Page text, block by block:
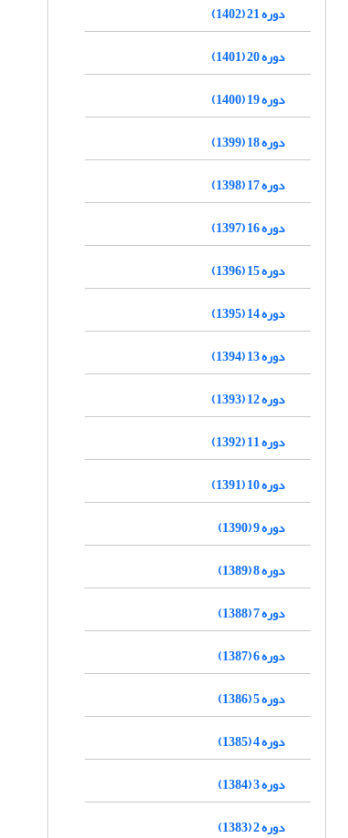
دوره 21 (1402)
دوره 20 (1401)
دوره 19 (1400)
دوره 18 (1399)
دوره 17 (1398)
دوره 16 (1397)
دوره 15 (1396)
دوره 14 (1395)
دوره 13 (1394)
دوره 12 (1393)
دوره 11 (1392)
دوره 10 (1391)
دوره 9 (1390)
دوره 8 (1389)
دوره 7 (1388)
دوره 6 (1387)
دوره 5 (1386)
دوره 4 (1385)
دوره 3 (1384)
دوره 2 (1383)